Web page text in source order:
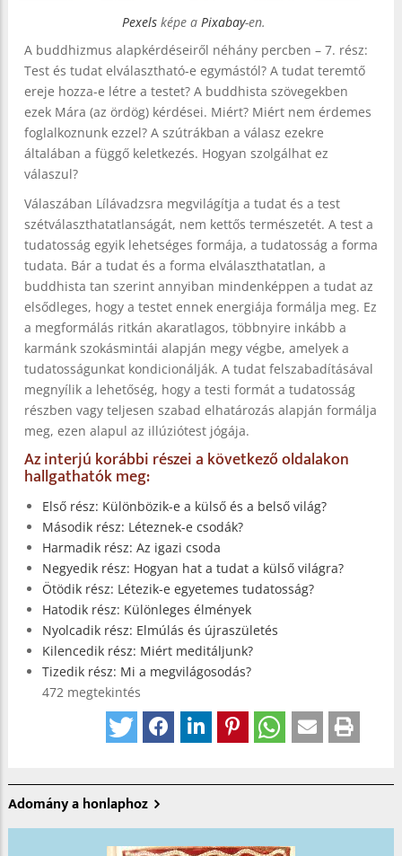
Pexels képe a Pixabay-en.
A buddhizmus alapkérdéseiről néhány percben – 7. rész:
Test és tudat elválasztható-e egymástól? A tudat teremtő
ereje hozza-e létre a testet? A buddhista szövegekben
ezek Mára (az ördög) kérdései. Miért? Miért nem érdemes
foglalkoznunk ezzel? A szútrákban a válasz ezekre
általában a függő keletkezés. Hogyan szolgálhat ez
válaszul?
Válaszában Lílávadzsra megvilágítja a tudat és a test
szétválaszthatatlanságát, nem kettős természetét. A test a
tudatosság egyik lehetséges formája, a tudatosság a forma
tudata. Bár a tudat és a forma elválaszthatatlan, a
buddhista tan szerint annyiban mindenképpen a tudat az
elsődleges, hogy a testet ennek energiája formálja meg. Ez
a megformálás ritkán akaratlagos, többnyire inkább a
karmánk szokásmintái alapján megy végbe, amelyek a
tudatosságunkat kondicionálják. A tudat felszabadításával
megnyílik a lehetőség, hogy a testi formát a tudatosság
részben vagy teljesen szabad elhatározás alapján formálja
meg, ezen alapul az illúziótest jógája.
Az interjú korábbi részei a következő oldalakon
hallgathatók meg:
Első rész: Különbözik-e a külső és a belső világ?
Második rész: Léteznek-e csodák?
Harmadik rész: Az igazi csoda
Negyedik rész: Hogyan hat a tudat a külső világra?
Ötödik rész: Létezik-e egyetemes tudatosság?
Hatodik rész: Különleges élmények
Nyolcadik rész: Elmúlás és újraszületés
Kilencedik rész: Miért meditáljunk?
Tizedik rész: Mi a megvilágosodás?
472 megtekintés
Adomány a honlaphoz